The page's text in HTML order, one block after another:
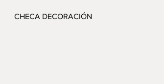
CHECA DECORACIÓN